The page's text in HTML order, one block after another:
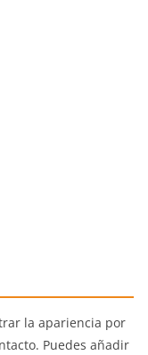
la apariencia por
Puedes añadir